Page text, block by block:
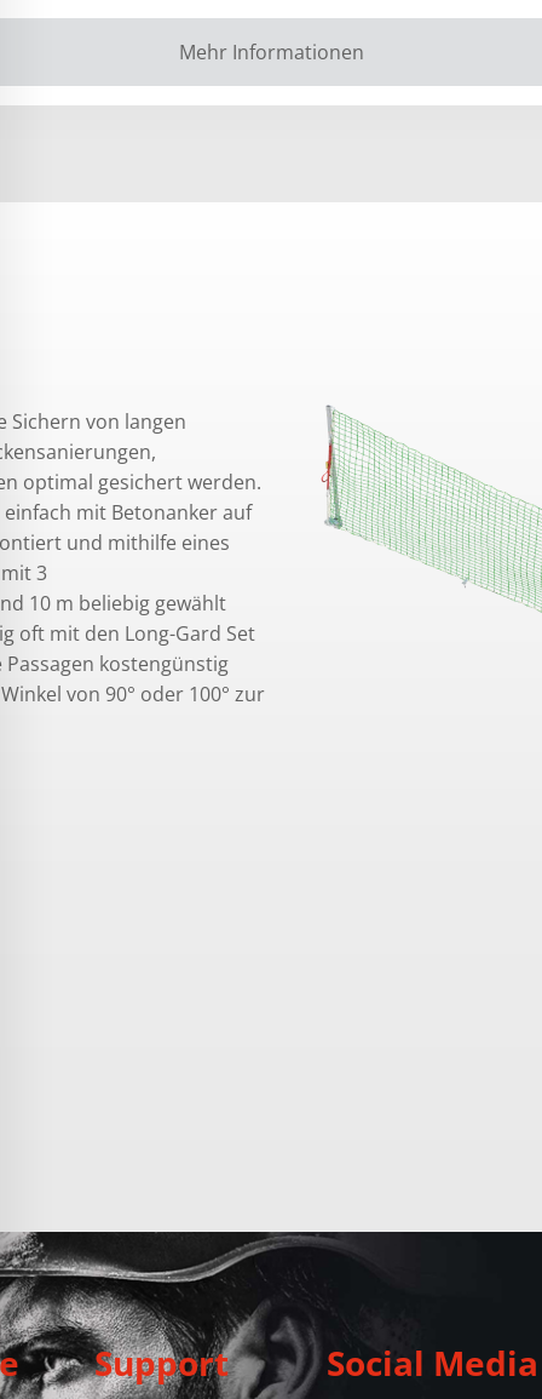
Mehr Informationen
Sichern von langen
optimal gesichert werden.
einfach mit Betonanker auf
und mithilfe eines
3
10 m beliebig gewählt
oft mit den Long-Gard Set
kostengünstig
von 90° oder 100° zur
Support Social Media